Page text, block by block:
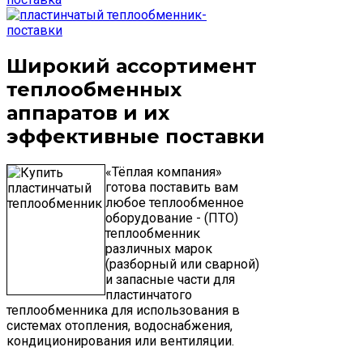
Широкий ассортимент
теплообменных
аппаратов и их
эффективные поставки
«Тёплая компания»
готова поставить вам
любое теплообменное
оборудование - (ПТО)
теплообменник
различных марок
(разборный или сварной)
и запасные части для
пластинчатого
теплообменника для использования в
системах отопления, водоснабжения,
кондиционирования или вентиляции.